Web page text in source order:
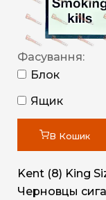
Фасування:
Блок
Ящик
В Кошик
Kent (8) King
Черновцы